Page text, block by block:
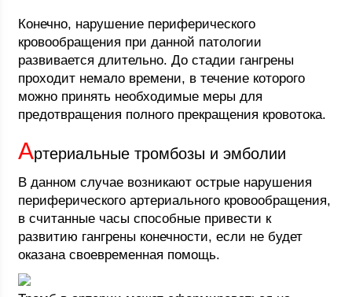
Конечно, нарушение периферического
кровообращения при данной патологии
развивается длительно. До стадии гангрены
проходит немало времени, в течение которого
можно принять необходимые меры для
предотвращения полного прекращения кровотока.
Артериальные тромбозы и эмболии
В данном случае возникают острые нарушения
периферического артериального кровообращения,
в считанные часы способные привести к
развитию гангрены конечности, если не будет
оказана своевременная помощь.